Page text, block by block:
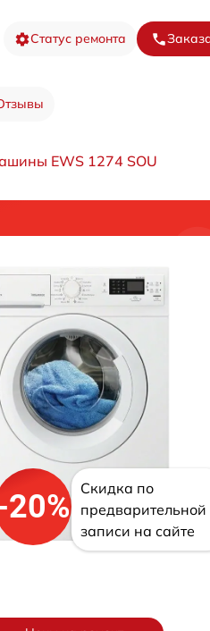
Статус ремонта
EWS 1274 SOU
Скидка по
предварительной
записи на сайте